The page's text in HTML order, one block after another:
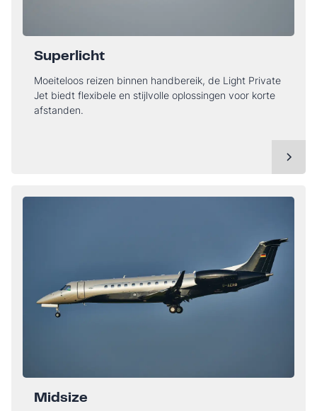
Superlicht
Moeiteloos reizen binnen handbereik, de Light Private
Jet biedt flexibele en stijlvolle oplossingen voor korte
afstanden.
Midsize